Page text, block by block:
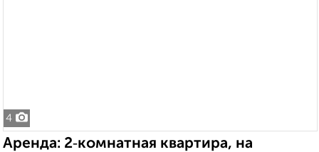
4
Аренда: 2‑комнатная квартира, на